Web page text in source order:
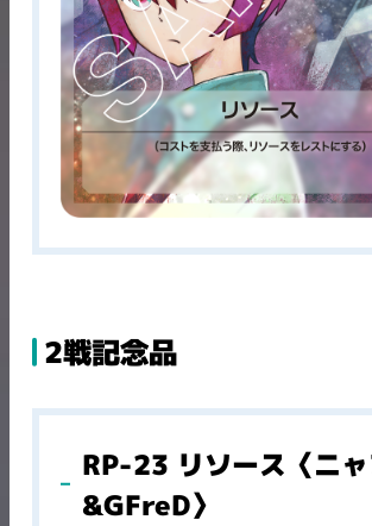
2戦記念品
RP-23 リソース〈ニ
&GFreD〉